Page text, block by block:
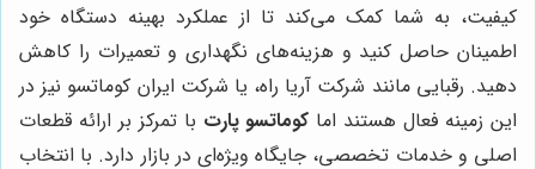
کیفیت، به شما کمک می‌کند تا از عملکرد بهینه دستگاه خود
اطمینان حاصل کنید و هزینه‌های نگهداری و تعمیرات را کاهش
دهید. رقبایی مانند شرکت آریا راه، یا شرکت ایران کوماتسو نیز در
این زمینه فعال هستند اما کوماتسو پارت با تمرکز بر ارائه قطعات
اصلی و خدمات تخصصی، جایگاه ویژه‌ای در بازار دارد. با انتخاب